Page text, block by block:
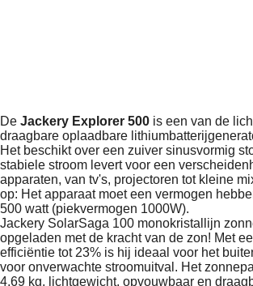
De Jackery Explorer 500 is een van de
draagbare oplaadbare
Het beschikt over een zuiver sinusvormig
stabiele stroom levert voor een
apparaten, van tv's, projectoren tot kleine
op: Het apparaat moet een vermogen
500 watt (piekvermogen 1000W).
Jackery SolarSaga 100 monokristallijn
opgeladen met de kracht van de zon! Met
efficiëntie tot 23% is hij ideaal voor het
voor onverwachte stroomuitval. Het
4,69 kg, lichtgewicht, opvouwbaar en